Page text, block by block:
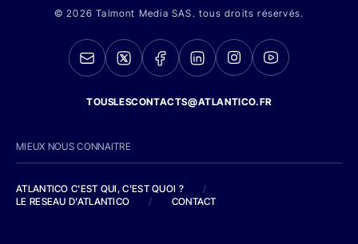
© 2026 Talmont Media SAS. tous droits réservés.
TOUSLESCONTACTS@ATLANTICO.FR
MIEUX NOUS CONNAITRE
ATLANTICO C'EST QUI, C'EST QUOI ?
/
LE RESEAU D'ATLANTICO
/ CONTACT